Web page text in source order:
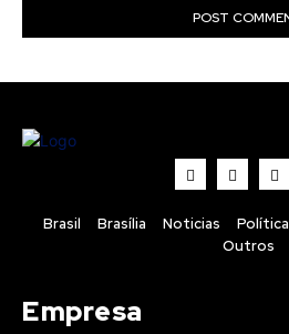
Brasil Brasília Noticias Política
Outros
Empresa